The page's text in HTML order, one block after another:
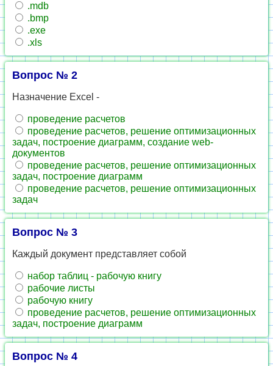
.mdb
.bmp
.exe
.xls
Вопрос № 2
Назначение Excel -
проведение расчетов
проведение расчетов, решение оптимизационных
задач, построение диаграмм, создание web-
документов
проведение расчетов, решение оптимизационных
задач, построение диаграмм
проведение расчетов, решение оптимизационных
задач
Вопрос № 3
Каждый документ представляет собой
набор таблиц - рабочую книгу
рабочие листы
рабочую книгу
проведение расчетов, решение оптимизационных
задач, построение диаграмм
Вопрос № 4